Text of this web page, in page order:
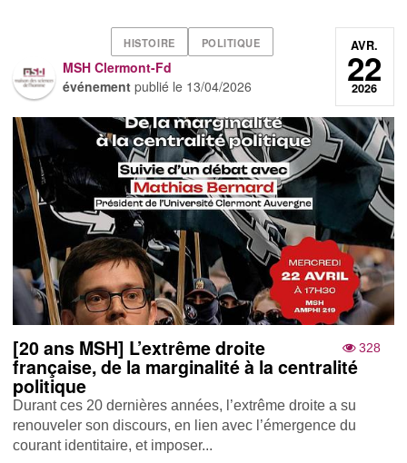
HISTOIRE POLITIQUE
MSH Clermont-Fd
événement publié le 13/04/2026
AVR.
22
2026
328
[20 ans MSH] L’extrême droite
française, de la marginalité à la centralité
politique
Durant ces 20 dernières années, l’extrême droite a su
renouveler son discours, en lien avec l’émergence du
courant identitaire, et imposer...